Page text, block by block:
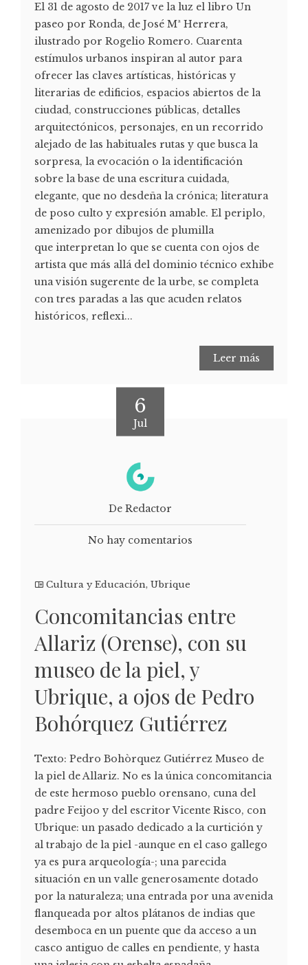
El 31 de agosto de 2017 ve la luz el libro Un
paseo por Ronda, de José Mª Herrera,
ilustrado por Rogelio Romero. Cuarenta
estímulos urbanos inspiran al autor para
ofrecer las claves artísticas, históricas y
literarias de edificios, espacios abiertos de la
ciudad, construcciones públicas, detalles
arquitectónicos, personajes, en un recorrido
alejado de las habituales rutas y que busca la
sorpresa, la evocación o la identificación
sobre la base de una escritura cuidada,
elegante, que no desdeña la crónica; literatura
de poso culto y expresión amable. El periplo,
amenizado por dibujos de plumilla
que interpretan lo que se cuenta con ojos de
artista que más allá del dominio técnico exhibe
una visión sugerente de la urbe, se completa
con tres paradas a las que acuden relatos
históricos, reflexi...
Leer más
6
Jul
De Redactor
No hay comentarios
Cultura y Educación, Ubrique
Concomitancias entre
Allariz (Orense), con su
museo de la piel, y
Ubrique, a ojos de Pedro
Bohórquez Gutiérrez
Texto: Pedro Bohòrquez Gutiérrez Museo de
la piel de Allariz. No es la única concomitancia
de este hermoso pueblo orensano, cuna del
padre Feijoo y del escritor Vicente Risco, con
Ubrique: un pasado dedicado a la curtición y
al trabajo de la piel -aunque en el caso gallego
ya es pura arqueología-; una parecida
situación en un valle generosamente dotado
por la naturaleza; una entrada por una avenida
flanqueada por altos plátanos de indias que
desemboca en un puente que da acceso a un
casco antiguo de calles en pendiente, y hasta